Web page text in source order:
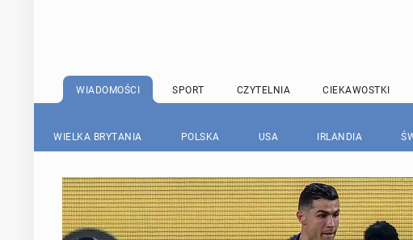
WIADOMOŚCI SPORT CZYTELNIA CIEKAWOSTKI
WIELKA BRYTANIA POLSKA USA IRLANDIA